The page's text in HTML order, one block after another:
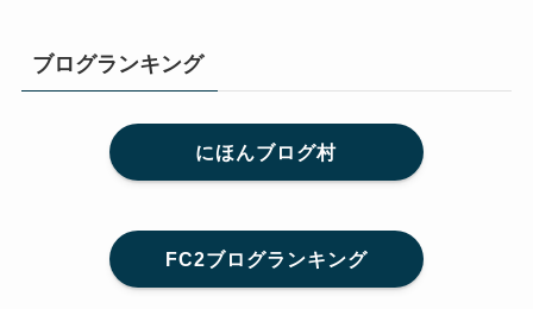
ブログランキング
にほんブログ村
FC2ブログランキング